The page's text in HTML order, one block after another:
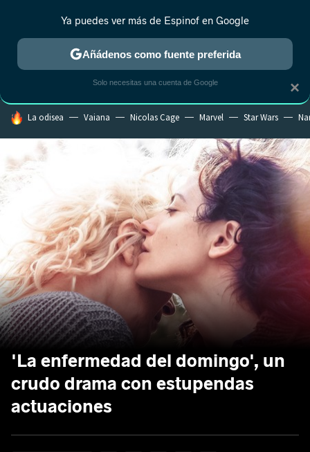
ESTRENOS REALITY ANIME RANKINGS CINE
HOY SE HABLA DE
La odisea Vaiana Nicolas Cage Marvel Star Wars
'La enfermedad del domingo', un
crudo drama con estupendas
actuaciones
×
Ya puedes ver más de Espinof en Google
Añádenos como fuente preferida
Solo necesitas una cuenta de Google